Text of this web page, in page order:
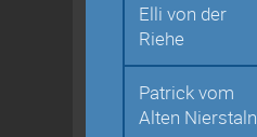
Elli von der
Riehe
Patrick vom
Alten Nierstaln